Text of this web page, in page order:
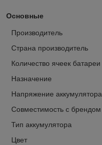
Основные
Производитель
Страна производитель
Количество ячеек батареи
Назначение
Напряжение аккумулятора
Совместимость с брендом
Тип аккумулятора
Цвет